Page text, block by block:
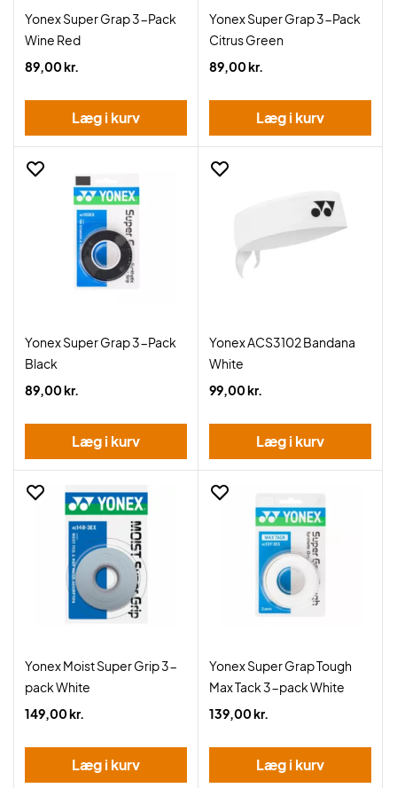
Yonex Super Grap 3-Pack
Wine Red
89,00 kr.
Læg i kurv
Yonex Super Grap 3-Pack
Citrus Green
89,00 kr.
Læg i kurv
Yonex Super Grap 3-Pack
Black
89,00 kr.
Læg i kurv
Yonex ACS3102 Bandana
White
99,00 kr.
Læg i kurv
Yonex Moist Super Grip 3-
pack White
149,00 kr.
Læg i kurv
Yonex Super Grap Tough
Max Tack 3-pack White
139,00 kr.
Læg i kurv